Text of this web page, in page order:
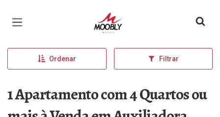
Página inicial
Ordenar Filtrar
1 Apartamento com 4 Quartos ou